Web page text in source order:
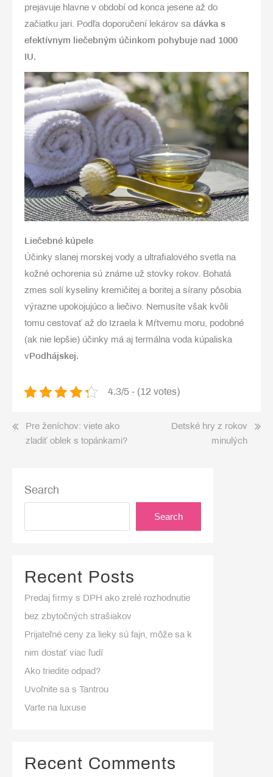
prejavuje hlavne v období od konca jesene až do
začiatku jari. Podľa doporučení lekárov sa dávka s
efektívnym liečebným účinkom pohybuje nad 1000
IU.
Liečebné kúpele
Účinky slanej morskej vody a ultrafialového svetla na
kožné ochorenia sú známe už stovky rokov. Bohatá
zmes solí kyseliny kremičitej a boritej a sírany pôsobia
výrazne upokojujúco a liečivo. Nemusíte však kvôli
tomu cestovať až do Izraela k Mŕtvemu moru, podobné
(ak nie lepšie) účinky má aj termálna voda kúpaliska
v Podhájskej.
4.3/5 - (12 votes)
Post
navigation
Pre ženíchov: viete ako
zladiť oblek s topánkami?
Detské hry z rokov
minulých
Search
Search
Recent Posts
Predaj firmy s DPH ako zrelé rozhodnutie
bez zbytočných strašiakov
Prijateľné ceny za lieky sú fajn, môže sa k
nim dostať viac ľudí
Ako triedite odpad?
Uvoľnite sa s Tantrou
Varte na luxuse
Recent Comments